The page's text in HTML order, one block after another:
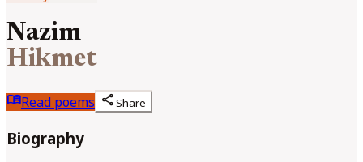
Nazim
Hikmet
menu_bookRead poems shareShare
Biography